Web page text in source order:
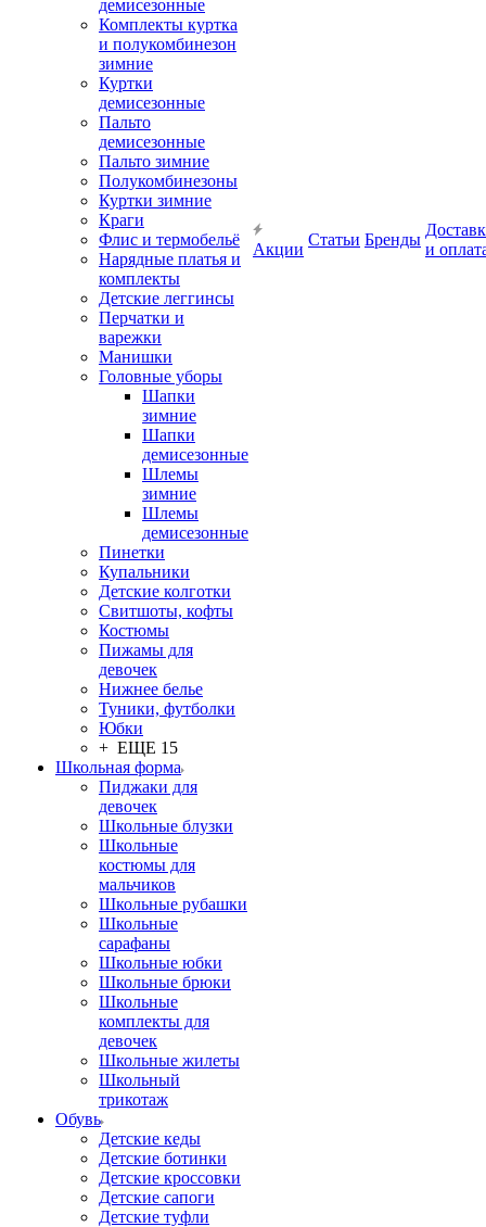
демисезонные
Комплекты куртка
и полукомбинезон
зимние
Куртки
демисезонные
Пальто
демисезонные
Пальто зимние
Полукомбинезоны
Куртки зимние
Краги
Флис и термобельё
Нарядные платья и
комплекты
Детские леггинсы
Перчатки и
варежки
Манишки
Головные уборы
Шапки
зимние
Шапки
демисезонные
Шлемы
зимние
Шлемы
демисезонные
Пинетки
Купальники
Детские колготки
Свитшоты, кофты
Костюмы
Пижамы для
девочек
Нижнее белье
Туники, футболки
Юбки
+ ЕЩЕ 15
Школьная форма
Пиджаки для
девочек
Школьные блузки
Школьные
костюмы для
мальчиков
Школьные рубашки
Школьные
сарафаны
Школьные юбки
Школьные брюки
Школьные
комплекты для
девочек
Школьные жилеты
Школьный
трикотаж
Обувь
Детские кеды
Детские ботинки
Детские кроссовки
Детские сапоги
Детские туфли
Акции
Статьи Бренды
и